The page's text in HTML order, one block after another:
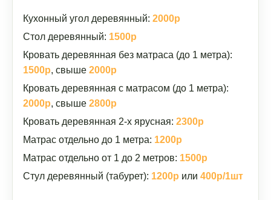
Кухонный угол деревянный: 2000р
Стол деревянный: 1500р
Кровать деревянная без матраса (до 1 метра):
1500р, свыше 2000р
Кровать деревянная с матрасом (до 1 метра):
2000р, свыше 2800р
Кровать деревянная 2-х ярусная: 2300р
Матрас отдельно до 1 метра: 1200р
Матрас отдельно от 1 до 2 метров: 1500р
Стул деревянный (табурет): 1200р или 400р/1шт